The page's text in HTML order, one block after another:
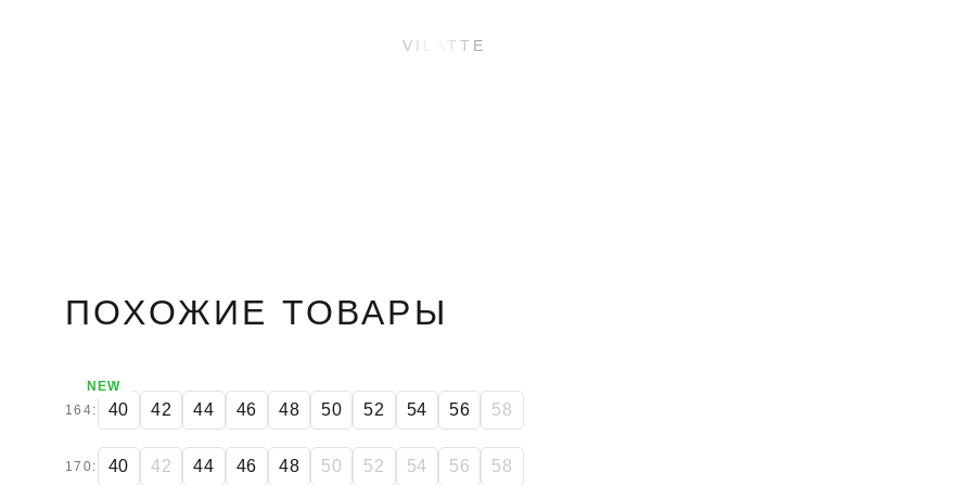
ПОХОЖИЕ ТОВАРЫ
164: 40 42 44 46 48 50 52 54 56 58
170: 40 42 44 46 48 50 52 54 56 58
NEW